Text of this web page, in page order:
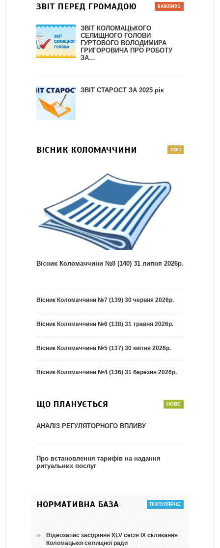
ЗВІТ ПЕРЕД ГРОМАДОЮ
ЗВІТ КОЛОМАЦЬКОГО
СЕЛИЩНОГО ГОЛОВИ
ГУРТОВОГО ВОЛОДИМИРА
ГРИГОРОВИЧА ПРО РОБОТУ
ЗА…
ЗВІТ СТАРОСТ ЗА 2025 рік
ВІСНИК КОЛОМАЧЧИНИ
Вісник Коломаччини №8 (140) 31 липня 2026р.
Вісник Коломаччини №7 (139) 30 червня 2026р.
Вісник Коломаччини №6 (138) 31 травня 2026р.
Вісник Коломаччини №5 (137) 30 квітня 2026р.
Вісник Коломаччини №4 (136) 31 березня 2026р.
ЩО ПЛАНУЄТЬСЯ
АНАЛІЗ РЕГУЛЯТОРНОГО ВПЛИВУ
Про встановлення тарифів на надання
ритуальних послуг
НОРМАТИВНА БАЗА
Відеозапис засідання ХLV сесія ІХ скликання
Коломацької селищної ради